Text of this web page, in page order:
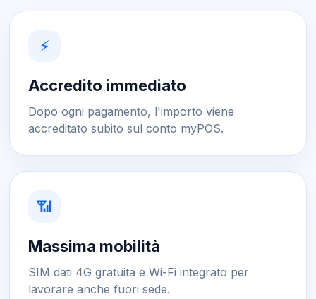
⚡
Accredito immediato
Dopo ogni pagamento, l'importo viene
accreditato subito sul conto myPOS.
📶
Massima mobilità
SIM dati 4G gratuita e Wi-Fi integrato per
lavorare anche fuori sede.